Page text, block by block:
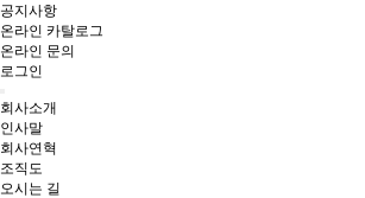
공지사항
온라인 카탈로그
온라인 문의
로그인
회사소개
인사말
회사연혁
조직도
오시는 길